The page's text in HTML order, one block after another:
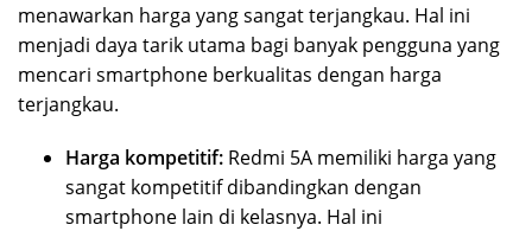
menawarkan harga yang sangat terjangkau. Hal ini
menjadi daya tarik utama bagi banyak pengguna yang
mencari smartphone berkualitas dengan harga
terjangkau.
Harga kompetitif: Redmi 5A memiliki harga yang
sangat kompetitif dibandingkan dengan
smartphone lain di kelasnya. Hal ini